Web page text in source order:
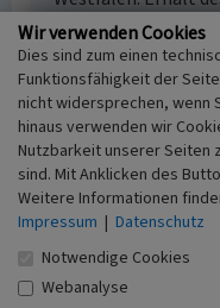
Pflege,
Zehnder, Markus;
(2006)
erhalten. Stuttgart.
Obstwiese
Schlagwörter
Obstwiese
Ort
Wir verwenden Cookies
Dies sind zum einen
Funktionsfähigkeit der
nicht widersprechen, wenn
hinaus verwenden wir
Nutzbarkeit unserer Seiten
sind. Mit Anklicken des
Weitere Informationen
Impressum | Datenschutz
Notwendige Cookies
Webanalyse